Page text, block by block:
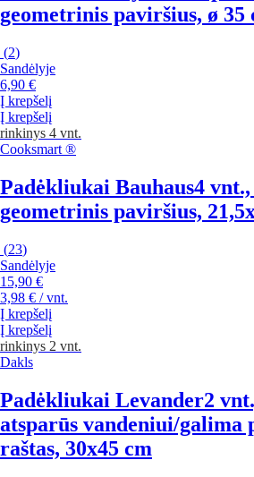
geometrinis paviršius, ø 35
(2)
Sandėlyje
6,90 €
Į krepšelį
Į krepšelį
rinkinys 4 vnt.
Cooksmart ®
Padėkliukai Bauhaus4
geometrinis paviršius,
(23)
Sandėlyje
15,90 €
3,98 € / vnt.
Į krepšelį
Į krepšelį
rinkinys 2 vnt.
Dakls
Padėkliukai Levander2
atsparūs vandeniui/galima
raštas, 30x45 cm